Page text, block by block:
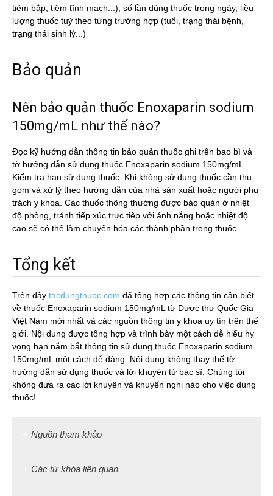
tiêm bắp, tiêm tĩnh mạch...), số lần dùng thuốc trong ngày, liều
lượng thuốc tuỳ theo từng trường hợp (tuổi, trạng thái bệnh,
trạng thái sinh lý...)
Bảo quản
Nên bảo quản thuốc Enoxaparin sodium
150mg/mL như thế nào?
Đọc kỹ hướng dẫn thông tin bảo quản thuốc ghi trên bao bì và
tờ hướng dẫn sử dụng thuốc Enoxaparin sodium 150mg/mL.
Kiểm tra hạn sử dụng thuốc. Khi không sử dụng thuốc cần thu
gom và xử lý theo hướng dẫn của nhà sản xuất hoặc người phụ
trách y khoa. Các thuốc thông thường được bảo quản ở nhiệt
độ phòng, tránh tiếp xúc trực tiêp với ánh nắng hoặc nhiệt độ
cao sẽ có thể làm chuyển hóa các thành phần trong thuốc.
Tổng kết
Trên đây tacdungthuoc.com đã tổng hợp các thông tin cần biết
về thuốc Enoxaparin sodium 150mg/mL từ Dược thư Quốc Gia
Việt Nam mới nhất và các nguồn thông tin y khoa uy tín trên thế
giới. Nội dung được tổng hợp và trình bày một cách dễ hiểu hy
vọng bạn nắm bắt thông tin sử dụng thuốc Enoxaparin sodium
150mg/mL một cách dễ dàng. Nội dung không thay thế tờ
hướng dẫn sử dụng thuốc và lời khuyên từ bác sĩ. Chúng tôi
không đưa ra các lời khuyên và khuyến nghị nào cho việc dùng
thuốc!
Nguồn tham khảo
Các từ khóa liên quan